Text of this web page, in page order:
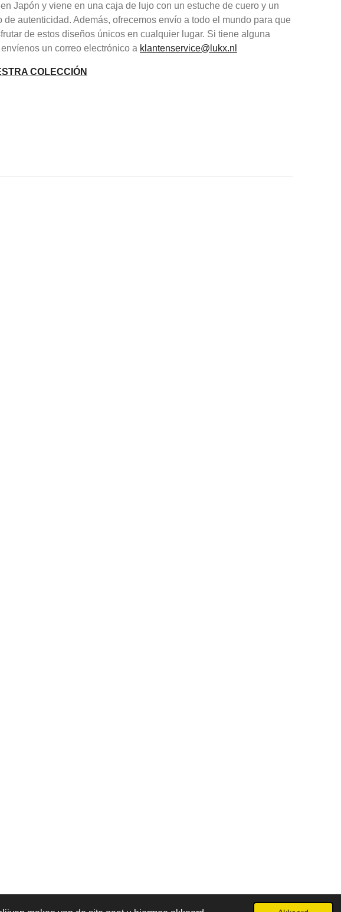
Japón y viene en una caja de lujo con un estuche de cuero y un
de autenticidad. Además, ofrecemos envío a todo el mundo para que
de estos diseños únicos en cualquier lugar. Si tiene alguna
un correo electrónico a klantenservice@lukx.nl
COLECCIÓN